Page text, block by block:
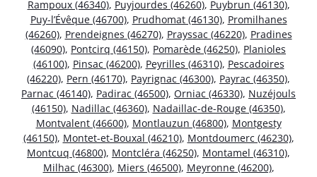
Rampoux (46340), Puyjourdes (46260), Puybrun (46130),
Puy-l’Évêque (46700), Prudhomat (46130), Promilhanes
(46260), Prendeignes (46270), Prayssac (46220), Pradines
(46090), Pontcirq (46150), Pomarède (46250), Planioles
(46100), Pinsac (46200), Peyrilles (46310), Pescadoires
(46220), Pern (46170), Payrignac (46300), Payrac (46350),
Parnac (46140), Padirac (46500), Orniac (46330), Nuzéjouls
(46150), Nadillac (46360), Nadaillac-de-Rouge (46350),
Montvalent (46600), Montlauzun (46800), Montgesty
(46150), Montet-et-Bouxal (46210), Montdoumerc (46230),
Montcuq (46800), Montcléra (46250), Montamel (46310),
Milhac (46300), Miers (46500), Meyronne (46200),